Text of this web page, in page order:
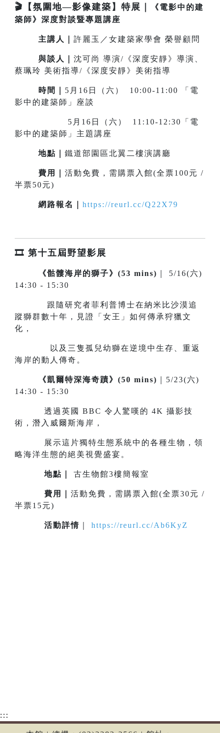
🎬【氛圍地—影像建築】特展｜
《電影中的建
築師》深度對談暨專題講座
主講人 許麗玉／女建築家學會 榮譽顧問
與談 人
沈可尚 導演/《深度安靜》導演、
蔡珮玲 美術指導/《深度安靜》美術指導
時間｜ 5月16日（六） 10:00-11:00 「電
影中的建築師」座談
5月16日（六） 11:10-12:30「電
影中的建築師」主題講座
地點｜ 鐵道部園區北翼二樓演講廳
費用｜ 活動免費，需購票入館(全票100元 /
半票50元)
網路報名｜ https://reurl.cc/Q22X79
🎞️ 第十五屆野望影展
《骷髏海岸的獅子》(53 mins)
｜ 5/16(六)
14:30 - 15:30
跟隨研究者菲利普博士在納米比沙漠追
蹤獅群數十年，見證「女王」如何傳承狩獵文
化，
以及三隻孤兒幼獅在逆境中生存、重返
海岸的動人傳奇。
《凱爾特深海奇蹟》(50 mins)
｜5/23(六)
14:30 - 15:30
透過英國 BBC 令人驚嘆的 4K 攝影技
術，潛入威爾斯海岸，
展示這片獨特生態系統中的各種生物，領
略海洋生態的絕美視覺盛宴。
地點｜ 古生物館3樓簡報室
費用｜ 活動免費，需購票入館(全票30元 /
半票15元)
活動詳情 https://reurl.cc/Ab6KyZ
:::